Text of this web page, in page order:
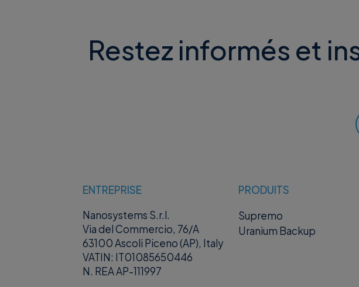
Restez informés et
ENTREPRISE
Nanosystems S.r.l.
Via del Commercio, 76/A
63100 Ascoli Piceno (AP), Italy
VATIN: IT01085650446
N. REA AP-111997
PRODUITS
Supremo
Uranium Backup